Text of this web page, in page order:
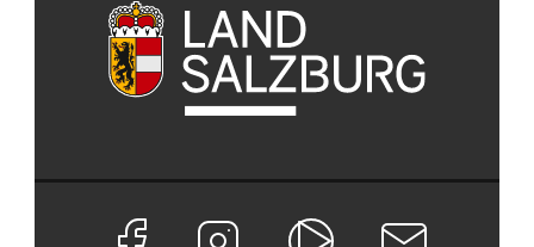
Facebook Seite von Land Salzburg
Instagram Seite von Land Salzburg
Salzburg ONNewsletter